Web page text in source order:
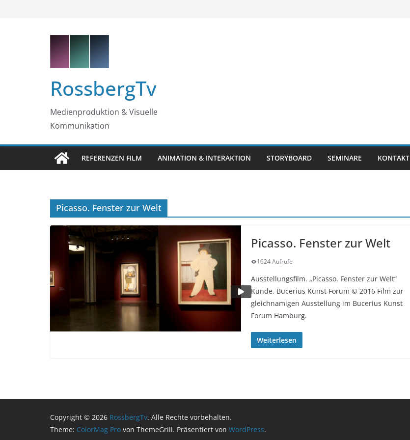
RossbergTv
Medienproduktion & Visuelle
Kommunikation
REFERENZEN FILM ANIMATION & INTERAKTION STORYBOARD SEMINARE KONTAKT
Picasso. Fenster zur Welt
Picasso. Fenster zur Welt
1624 Aufrufe
Ausstellungsfilm. „Picasso. Fenster zur Welt“
Kunde. Bucerius Kunst Forum © 2016 Film zur
gleichnamigen Ausstellung im Bucerius Kunst
Forum Hamburg.
Weiterlesen
Copyright © 2026 RossbergTv. Alle Rechte vorbehalten.
Theme: ColorMag Pro von ThemeGrill. Präsentiert von WordPress.